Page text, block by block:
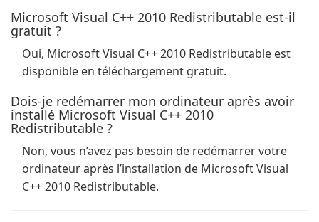
Microsoft Visual C++ 2010 Redistributable est-il
gratuit ?
Oui, Microsoft Visual C++ 2010 Redistributable est
disponible en téléchargement gratuit.
Dois-je redémarrer mon ordinateur après avoir
installé Microsoft Visual C++ 2010
Redistributable ?
Non, vous n’avez pas besoin de redémarrer votre
ordinateur après l’installation de Microsoft Visual
C++ 2010 Redistributable.